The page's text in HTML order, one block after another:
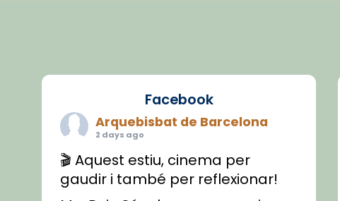
Facebook
Arquebisbat de Barcelona
2 days ago
🎬 Aquest estiu, cinema per
gaudir i també per reflexionar!